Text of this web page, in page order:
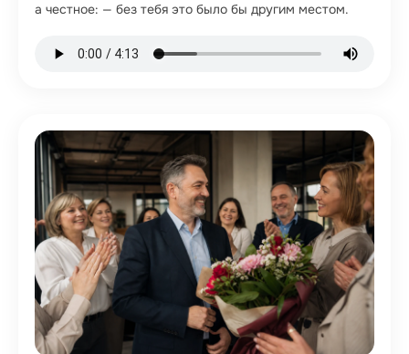
а честное: — без тебя это было бы другим местом.